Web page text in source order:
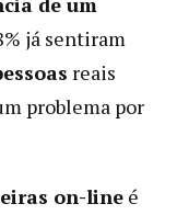
já sentiram
reais
problema por
on-line é